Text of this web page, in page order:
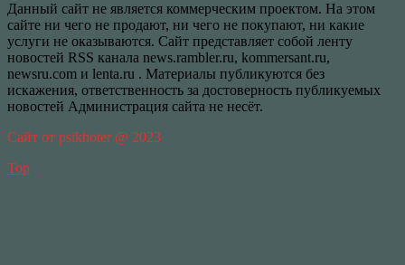
Данный сайт не является коммерческим проектом. На этом
сайте ни чего не продают, ни чего не покупают, ни какие
услуги не оказываются. Сайт представляет собой ленту
новостей RSS канала news.rambler.ru, kommersant.ru,
newsru.com и lenta.ru . Материалы публикуются без
искажения, ответственность за достоверность публикуемых
новостей Администрация сайта не несёт.
Сайт от psikhoter @ 2023
Top